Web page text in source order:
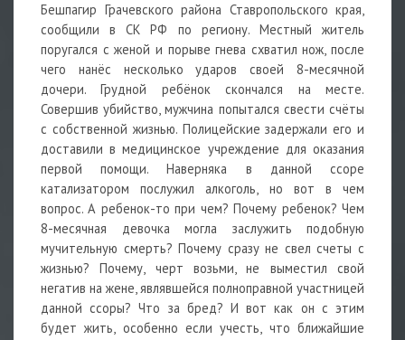
Бешпагир Грачевского района Ставропольского края,
сообщили в СК РФ по региону. Местный житель
поругался с женой и порыве гнева схватил нож, после
чего нанёс несколько ударов своей 8-месячной
дочери. Грудной ребёнок скончался на месте.
Совершив убийство, мужчина попытался свести счёты
с собственной жизнью. Полицейские задержали его и
доставили в медицинское учреждение для оказания
первой помощи. Наверняка в данной ссоре
катализатором послужил алкоголь, но вот в чем
вопрос. А ребенок-то при чем? Почему ребенок? Чем
8-месячная девочка могла заслужить подобную
мучительную смерть? Почему сразу не свел счеты с
жизнью? Почему, черт возьми, не выместил свой
негатив на жене, являвшейся полноправной участницей
данной ссоры? Что за бред? И вот как он с этим
будет жить, особенно если учесть, что ближайшие